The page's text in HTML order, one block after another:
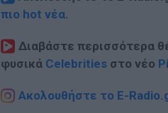
πιο hot νέα.
Διαβάστε περισσότερα
φυσικά Celebrities στο νέο
Ακολουθήστε το E-